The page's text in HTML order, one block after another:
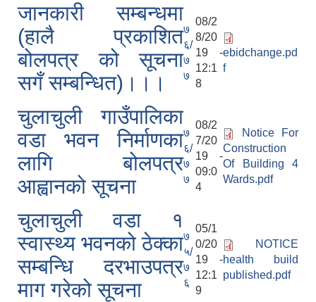
जानकारी सम्बन्धमा
(हालै प्रकाशित
बोलपत्र को सूचना
सगँ सम्बन्धित)।।।
७
६/
७
७
08/2
8/20
19 -
12:1
8
ebidchange.pd
f
चुलाचुली गाउँपालिका
वडा भवन निर्माणका
लागि बोलपत्र
आह्वानको सूचना
७
६/
७
७
08/2
7/20
19 -
09:0
4
Notice For
Construction
Of Building 4
Wards.pdf
चुलाचुली वडा १
स्वास्थ्य भवनको ठेक्का
सम्बन्धि दरभाउपत्र
माग गरेको सूचना
७
५/
७
६
05/1
0/20
19 -
12:1
9
NOTICE
health build
published.pdf